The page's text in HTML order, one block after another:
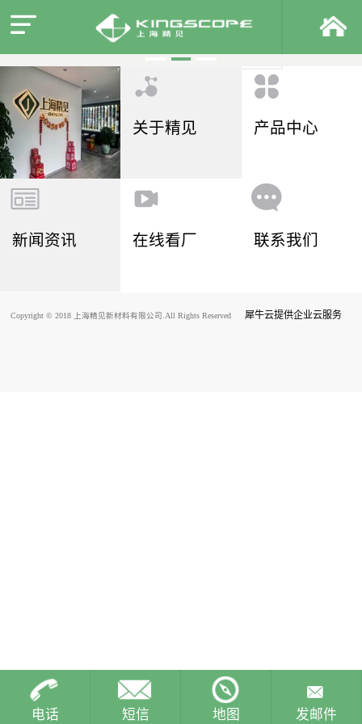
关于精见 产品中心
新闻资讯 在线看厂 联系我们
Copyright © 2018 上海精见新材料有限公司.All Rights Reserved 犀牛云提供企业云服务
电话 短信 地图 发邮件